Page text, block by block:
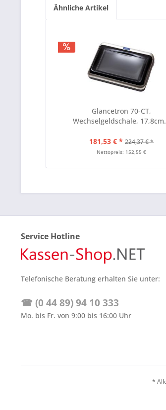
Ähnliche Artikel
Glancetron 70-CT,
Wechselgeldschale,
181,53 € * 224,37 € *
Nettopreis: 152,55 €
Service Hotline
Telefonische Beratung erhalten Sie unter:
☎ (0 44 89) 94 10 333
Mo. bis Fr. von 9:00 bis 16:00 Uhr
*